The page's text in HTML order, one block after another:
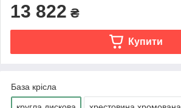
13 822 ₴
Купити
База крісла